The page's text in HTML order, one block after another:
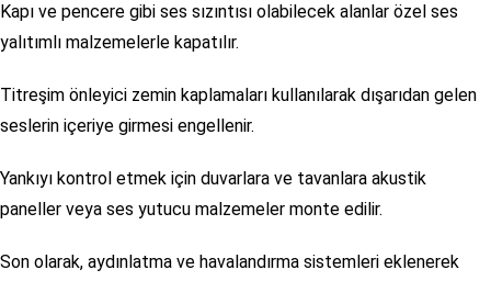
Kapı ve pencere gibi ses sızıntısı olabilecek alanlar özel ses
yalıtımlı malzemelerle kapatılır.
Titreşim önleyici zemin kaplamaları kullanılarak dışarıdan gelen
seslerin içeriye girmesi engellenir.
Yankıyı kontrol etmek için duvarlara ve tavanlara akustik
paneller veya ses yutucu malzemeler monte edilir.
Son olarak, aydınlatma ve havalandırma sistemleri eklenerek